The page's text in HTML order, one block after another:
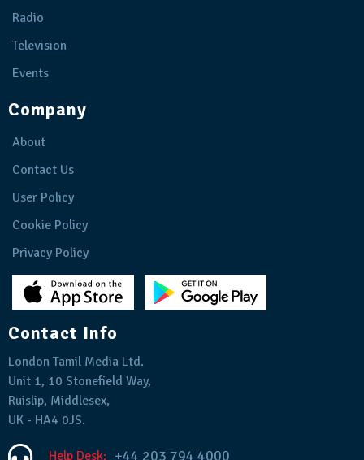
Radio
Television
Events
Company
About
Contact Us
User Policy
Cookie Policy
Privacy Policy
Contact Info
London Tamil Media Ltd.
Unit 1, 10 Stonefield Way,
Ruislip, Middlesex,
UK - HA4 0JS.
Help Desk: +44 203 794 4000